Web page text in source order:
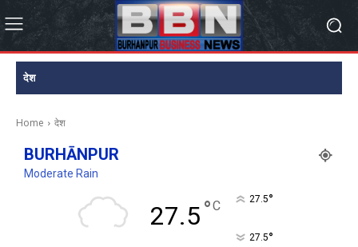
देश
Home देश
BURHĀNPUR
Moderate Rain
27.5°C 27.5°
27.5°